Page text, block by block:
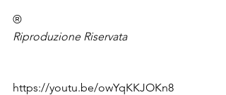
®
Riproduzione Riservata
https://youtu.be/owYqKKJOKn8